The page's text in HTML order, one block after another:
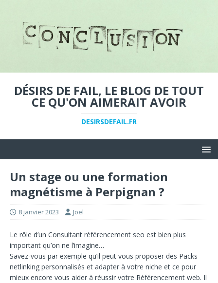
DÉSIRS DE FAIL, LE BLOG DE TOUT
CE QU'ON AIMERAIT AVOIR
DESIRSDEFAIL.FR
Un stage ou une formation
magnétisme à Perpignan ?
8 janvier 2023 Joel
Le rôle d’un Consultant référencement seo est bien plus
important qu’on ne l’imagine…
Savez-vous par exemple qu’il peut vous proposer des Packs
netlinking personnalisés et adapter à votre niche et ce pour
mieux encore vous aider à réussir votre Référencement web. Il